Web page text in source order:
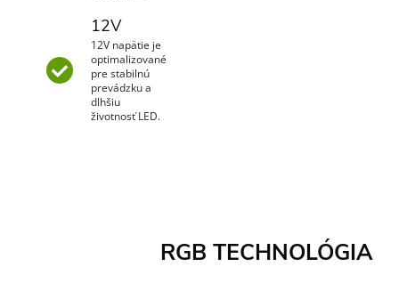
12V
12V napätie je
optimalizované
pre stabilnú
prevádzku a
dlhšiu
životnosť LED.
RGB TECHNOLÓGIA